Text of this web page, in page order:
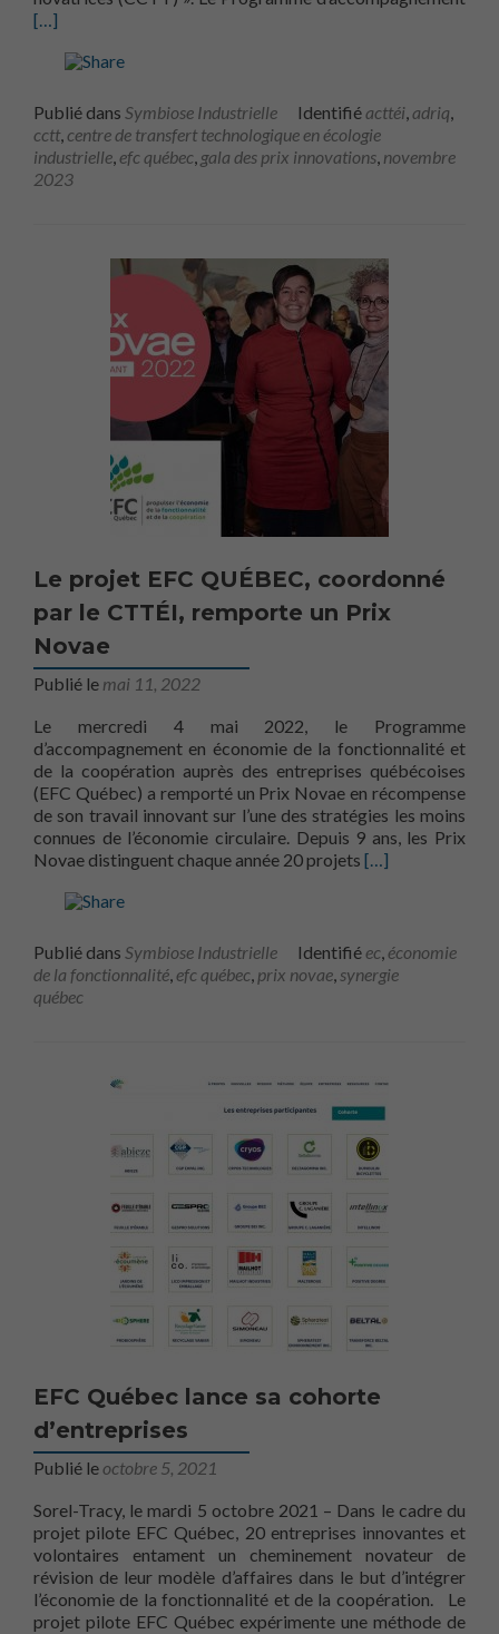
[…]
Publié dans Symbiose Industrielle Identifiéacttéi,adriq,
cctt,centre de transfert technologique en écologie
industrielle,efc québec, gala des prix innovations, novembre
2023
Le projet EFC QUÉBEC, coordonné
par le CTTÉI, remporte un Prix
Novae
Publié le mai 11, 2022
Le mercredi 4 mai 2022, le Programme
d’accompagnement en économie de la fonctionnalité et
de la coopération auprès des entreprises québécoises
(EFC Québec) a remporté un Prix Novae en récompense
de son travail innovant sur l’une des stratégies les moins
connues de l’économie circulaire. Depuis 9 ans, les Prix
Novae distinguent chaque année 20 projets En savoir plus
[…]
Publié dans Symbiose Industrielle Identifiéec,économie
de la fonctionnalité,efc québec, prix novae,synergie
québec
EFC Québec lance sa cohorte
d’entreprises
Publié leoctobre 5, 2021
Sorel-Tracy, le mardi 5 octobre 2021 – Dans le cadre du
projet pilote EFC Québec, 20 entreprises innovantes et
volontaires entament un cheminement novateur de
révision de leur modèle d’affaires dans le but d’intégrer
l’économie de la fonctionnalité et de la coopération. Le
projet pilote EFC Québec expérimente une méthode de